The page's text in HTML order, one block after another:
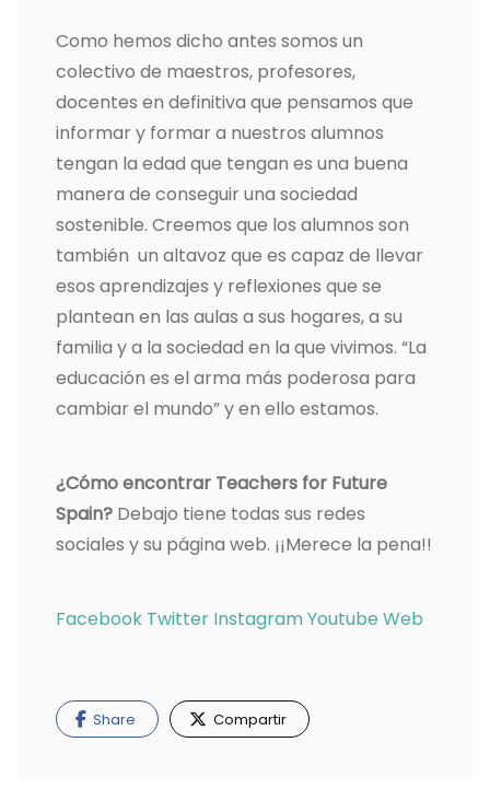
Como hemos dicho antes somos un
colectivo de maestros, profesores,
docentes en definitiva que pensamos que
informar y formar a nuestros alumnos
tengan la edad que tengan es una buena
manera de conseguir una sociedad
sostenible. Creemos que los alumnos son
también un altavoz que es capaz de llevar
esos aprendizajes y reflexiones que se
plantean en las aulas a sus hogares, a su
familia y a la sociedad en la que vivimos. “La
educación es el arma más poderosa para
cambiar el mundo” y en ello estamos.
¿Cómo encontrar Teachers for Future
Spain? Debajo tiene todas sus redes
sociales y su página web. ¡¡Merece la pena!!
Facebook Twitter InstagramYoutube Web
Share Compartir